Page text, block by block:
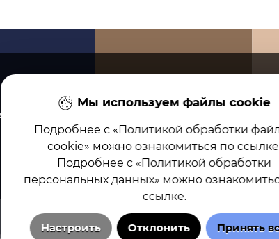
файлов cookie Настройка cookie Политика обработки
Мы используем файлы cookie
Подробнее с «Политикой обработки
cookie» можно ознакомиться по ссылке
Подробнее с «Политикой обработки
персональных данных» можно
ссылке.
Настроить Отклонить Принять